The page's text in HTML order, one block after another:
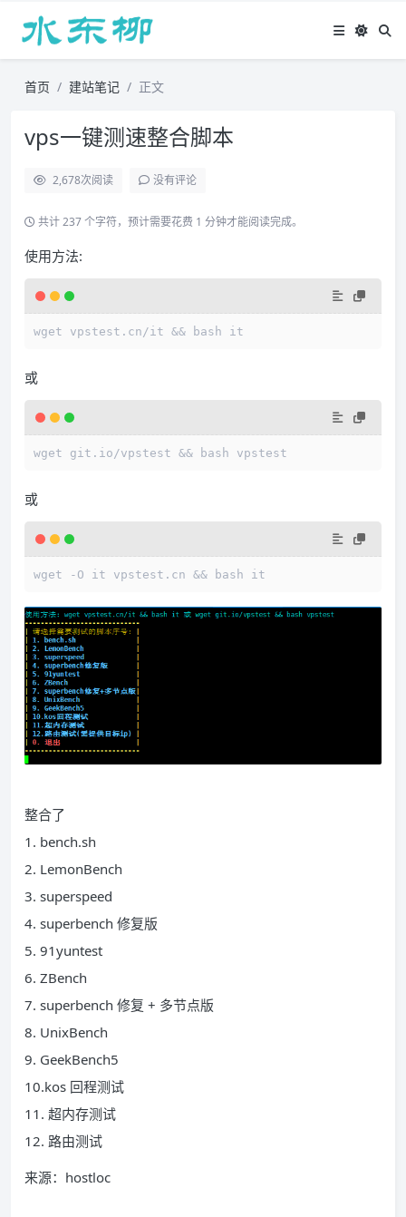
首页 建站笔记 正文
vps一键测速整合脚本
2,678次阅读 没有评论
共计 237 个字符，预计需要花费 1 分钟才能阅读完成。
使用方法:
wget vpstest.cn/it && bash it
或
wget git.io/vpstest && bash vpstest
或
wget -O it vpstest.cn && bash it
整合了
1. bench.sh
2. LemonBench
3. superspeed
4. superbench 修复版
5. 91yuntest
6. ZBench
7. superbench 修复 + 多节点版
8. UnixBench
9. GeekBench5
10.kos 回程测试
11. 超内存测试
12. 路由测试
来源：hostloc